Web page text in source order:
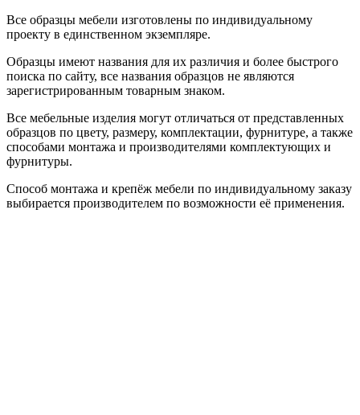
Все образцы мебели изготовлены по индивидуальному
проекту в единственном экземпляре.
Образцы имеют названия для их различия и более быстрого
поиска по сайту, все названия образцов не являются
зарегистрированным товарным знаком.
Все мебельные изделия могут отличаться от представленных
образцов по цвету, размеру, комплектации, фурнитуре, а также
способами монтажа и производителями комплектующих и
фурнитуры.
Способ монтажа и крепёж мебели по индивидуальному заказу
выбирается производителем по возможности её применения.